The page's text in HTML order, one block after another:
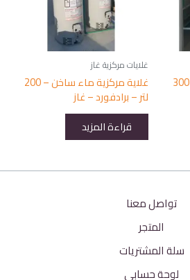
غلاية مركزية ماء ساخن – 300
غلايات مركزية غاز
غلاية مركزية ماء ساخن – 200
لتر – برادفورد – غاز
قراءة المزيد
تواصل معنا
المتجر
سلة المشتريات
لوحة حسابي